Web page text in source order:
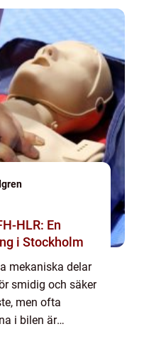
HLR: En
i Stockholm
mekaniska delar
smidig och säker
men ofta
i bilen är